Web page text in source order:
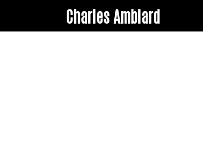
Charles Amblard